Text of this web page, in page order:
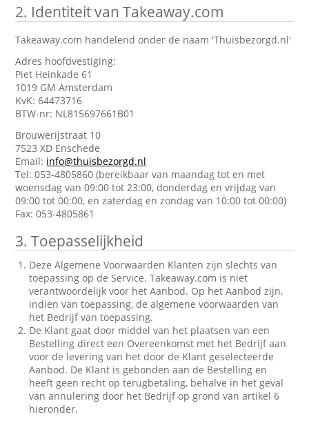
2. Identiteit van Takeaway.com
Takeaway.com handelend onder de naam 'Thuisbezorgd.nl'
Adres hoofdvestiging:
Piet Heinkade 61
1019 GM Amsterdam
KvK: 64473716
BTW-nr: NL815697661B01
Brouwerijstraat 10
7523 XD Enschede
Email: info@thuisbezorgd.nl
Tel: 053-4805860 (bereikbaar van maandag tot en met
woensdag van 09:00 tot 23:00, donderdag en vrijdag van
09:00 tot 00:00, en zaterdag en zondag van 10:00 tot 00:00)
Fax: 053-4805861
3. Toepasselijkheid
Deze Algemene Voorwaarden Klanten zijn slechts van
toepassing op de Service. Takeaway.com is niet
verantwoordelijk voor het Aanbod. Op het Aanbod zijn,
indien van toepassing, de algemene voorwaarden van
het Bedrijf van toepassing.
De Klant gaat door middel van het plaatsen van een
Bestelling direct een Overeenkomst met het Bedrijf aan
voor de levering van het door de Klant geselecteerde
Aanbod. De Klant is gebonden aan de Bestelling en
heeft geen recht op terugbetaling, behalve in het geval
van annulering door het Bedrijf op grond van artikel 6
hieronder.